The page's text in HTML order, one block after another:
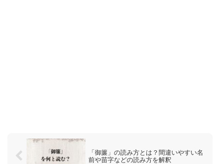
「御簾」の読み方とは？間違いやすい名
前や苗字などの読み方を解釈